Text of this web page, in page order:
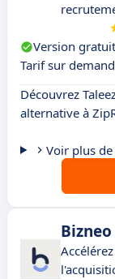
Version
Tarif sur
Découvrez
alternative à
Voir plus
Bizneo